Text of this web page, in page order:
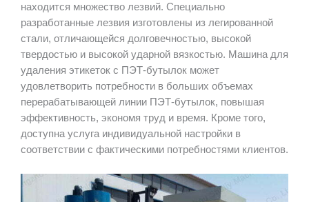
находится множество лезвий. Специально
разработанные лезвия изготовлены из легированной
стали, отличающейся долговечностью, высокой
твердостью и высокой ударной вязкостью. Машина для
удаления этикеток с ПЭТ-бутылок может
удовлетворить потребности в больших объемах
перерабатывающей линии ПЭТ-бутылок, повышая
эффективность, экономя труд и время. Кроме того,
доступна услуга индивидуальной настройки в
соответствии с фактическими потребностями клиентов.